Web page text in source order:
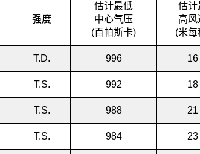
强度
估计最低
中心气压
(百帕斯卡)
估计
高风
(米每
T.D. 996 16
T.S. 992 18
T.S. 988 21
T.S. 984 23